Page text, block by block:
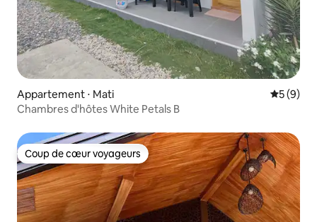
Appartement ⋅ Mati
5 (9)
Chambres d'hôtes White Petals B
Coup de cœur voyageurs
Coup de cœur voyageurs